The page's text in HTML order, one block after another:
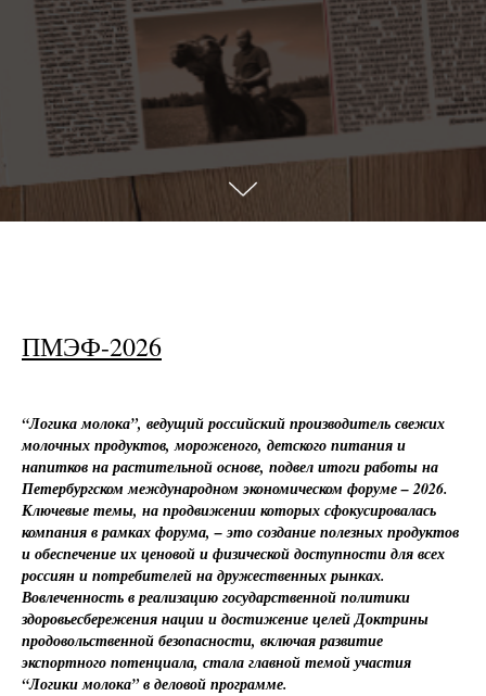
ПМЭФ-2026
“Логика молока”, ведущий российский производитель свежих
молочных продуктов, мороженого, детского питания и
напитков на растительной основе, подвел итоги работы на
Петербургском международном экономическом форуме – 2026.
Ключевые темы, на продвижении которых сфокусировалась
компания в рамках форума, – это создание полезных продуктов
и обеспечение их ценовой и физической доступности для всех
россиян и потребителей на дружественных рынках.
Вовлеченность в реализацию государственной политики
здоровьесбережения нации и достижение целей Доктрины
продовольственной безопасности, включая развитие
экспортного потенциала, стала главной темой участия
“Логики молока” в деловой программе.